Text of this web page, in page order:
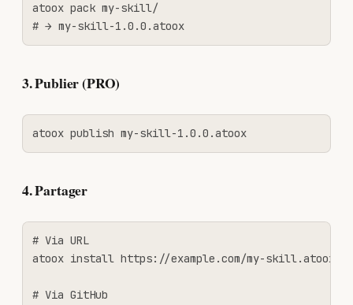
atoox pack my-skill/
# → my-skill-1.0.0.atoox
3. Publier (PRO)
atoox publish my-skill-1.0.0.atoox
4. Partager
# Via URL
atoox install https://example.com/my-skill.atoox
# Via GitHub